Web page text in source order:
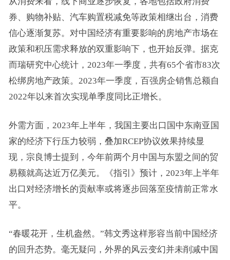
券、购物补贴、汽车购置税减免等政策相继出台，消费
信心逐渐复苏。对中国经济有重要影响的房地产市场在
政策和积压需求释放的双重影响下，也开始反弹。据克
而瑞研究中心统计，2023年一季度，共有65个省市83次
松绑房地产政策。2023年一季度，百强房企销售总额自
2022年以来首次实现单季度同比正增长。
外需方面，2023年上半年，我国主要出口国中东南亚国
家的经济下行压力较弱，叠加RCEP协议效果持续显
现，宗良博士提到，今年前两个月中国与东盟之间的贸
易额就高达近万亿美元。《指引》预计，2023年上半年
出口对经济增长的贡献率或将逐步回落至疫情前正常水
平。
“春暖花开，生机盎然。”韩文秀这样形容当前中国经济
的回升态势。毫无疑问，外界的风云变幻并未削减中国